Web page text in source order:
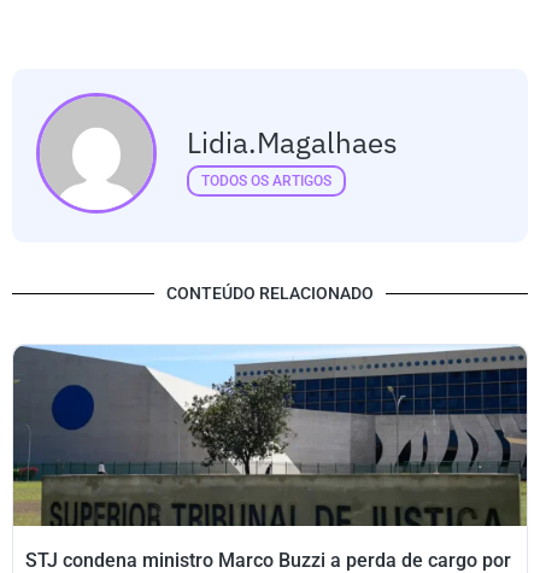
Lidia.magalhaes
TODOS OS ARTIGOS
CONTEÚDO RELACIONADO
STJ condena ministro Marco Buzzi a perda de cargo por